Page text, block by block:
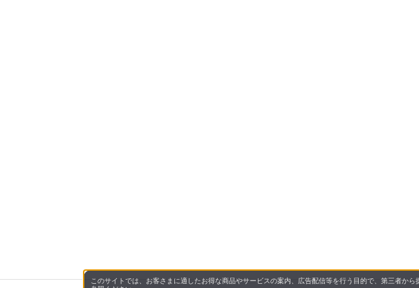
このサイトでは、お客さまに適したお得な商品やサービスの案内、広告配信等を行う目的で、第三者か